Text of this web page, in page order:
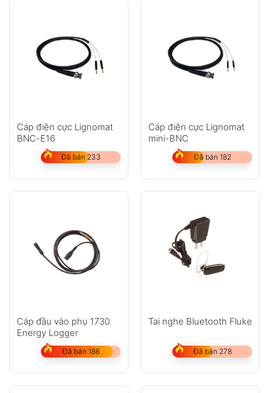
Cáp điện cực Lignomat
BNC-E16
Đã bán 233
Cáp điện cực Lignomat
mini-BNC
Đã bán 182
Cáp đầu vào phụ 1730
Energy Logger
Đã bán 186
Tai nghe Bluetooth Fluke
Đã bán 278